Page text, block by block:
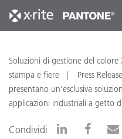
Soluzioni di gestione del colore
stampa e fiere
Press
presentano un’esclusiva
applicazioni industriali a getto
Condividi